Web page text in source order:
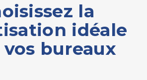
la
idéale
bureaux